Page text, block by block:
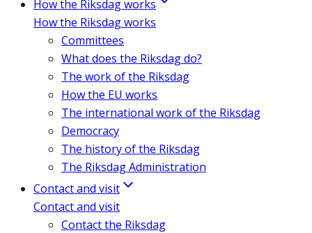
How the Riksdag works
How the Riksdag works
Committees
What does the Riksdag do?
The work of the Riksdag
How the EU works
The international work of the Riksdag
Democracy
The history of the Riksdag
The Riksdag Administration
Contact and visit
Contact and visit
Contact the Riksdag